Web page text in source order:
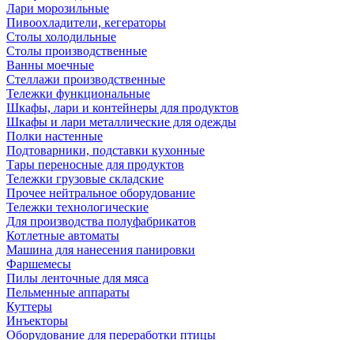
Лари морозильные
Пивоохладители, кегераторы
Столы холодильные
Столы производственные
Ванны моечные
Стеллажи производственные
Тележки функциональные
Шкафы, лари и контейнеры для продуктов
Шкафы и лари металлические для одежды
Полки настенные
Подтоварники, подставки кухонные
Тары переносные для продуктов
Тележки грузовые складские
Прочее нейтральное оборудование
Тележки технологические
Для производства полуфабрикатов
Котлетные автоматы
Машина для нанесения панировки
Фаршемесы
Пилы ленточные для мяса
Пельменные аппараты
Куттеры
Инъекторы
Оборудование для переработки птицы